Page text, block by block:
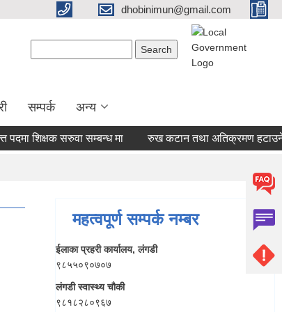
dhobinimun@gmail.com
सम्पर्क अन्य
शिक्षक सरुवा सम्बन्ध मा रुख कटान तथा अतिक्रमण हटाउने
महत्वपूर्ण सम्पर्क नम्बर
ईलाका प्रहरी कार्यालय, लंगडी
९८५५०९०७०७
लंगडी स्वास्थ्य चौकी
९८१८२८०९६७